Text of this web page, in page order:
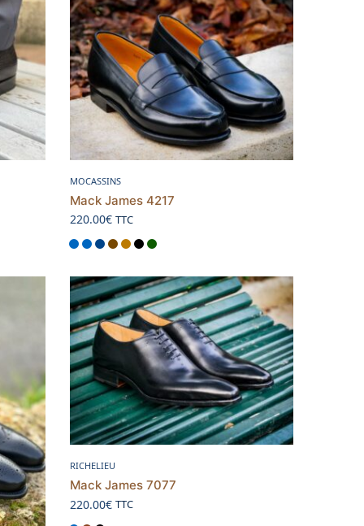
MOCASSINS
Mack James 4217
220.00€ TTC
RICHELIEU
Mack James 7077
220.00€ TTC